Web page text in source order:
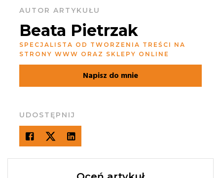
AUTOR ARTYKUŁU
Beata Pietrzak
SPECJALISTA OD TWORZENIA TREŚCI NA
STRONY WWW ORAZ SKLEPY ONLINE
Napisz do mnie
UDOSTĘPNIJ